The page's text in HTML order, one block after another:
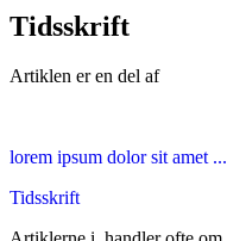
Tidsskrift
Artiklen er en del af
lorem ipsum dolor sit amet ...
Tidsskrift